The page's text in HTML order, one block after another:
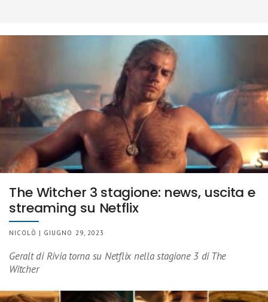
The Witcher 3 stagione: news, uscita e
streaming su Netflix
NICOLÒ | GIUGNO 29, 2023
Geralt di Rivia torna su Netflix nella stagione 3 di The
Witcher